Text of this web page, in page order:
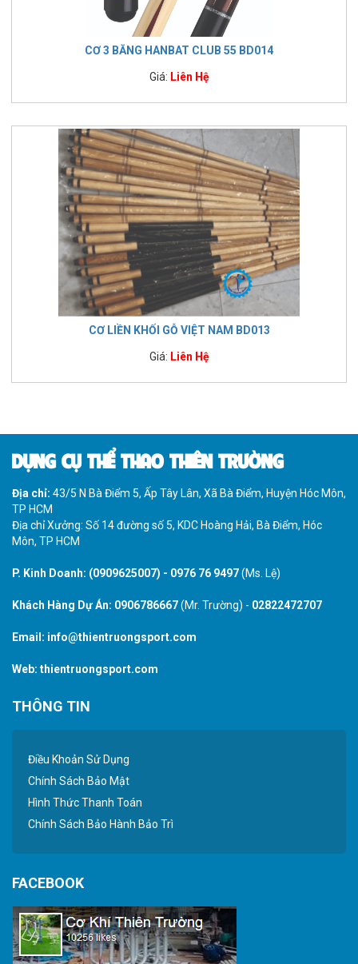
CƠ 3 BĂNG HANBAT CLUB 55 BD014
Giá: Liên Hệ
CƠ LIỀN KHỐI GỖ VIỆT NAM BD013
Giá: Liên Hệ
DỤNG CỤ THỂ THAO THIÊN TRƯỜNG
Địa chỉ: 43/5 N Bà Điểm 5, Ấp Tây Lân, Xã Bà Điểm, Huyện Hóc Môn,
TP HCM
Địa chỉ Xưởng: Số 14 đường số 5, KDC Hoàng Hải, Bà Điểm, Hóc
Môn, TP HCM
P. Kinh Doanh: (0909625007) - 0976 76 9497(Ms. Lệ)
Khách Hàng Dự Án: 0906786667(Mr. Trường) - 02822472707
Email: info@thientruongsport.com
Web: thientruongsport.com
THÔNG TIN
Điều Khoản Sử Dụng
Chính Sách Bảo Mật
Hình Thức Thanh Toán
Chính Sách Bảo Hành Bảo Trì
FACEBOOK